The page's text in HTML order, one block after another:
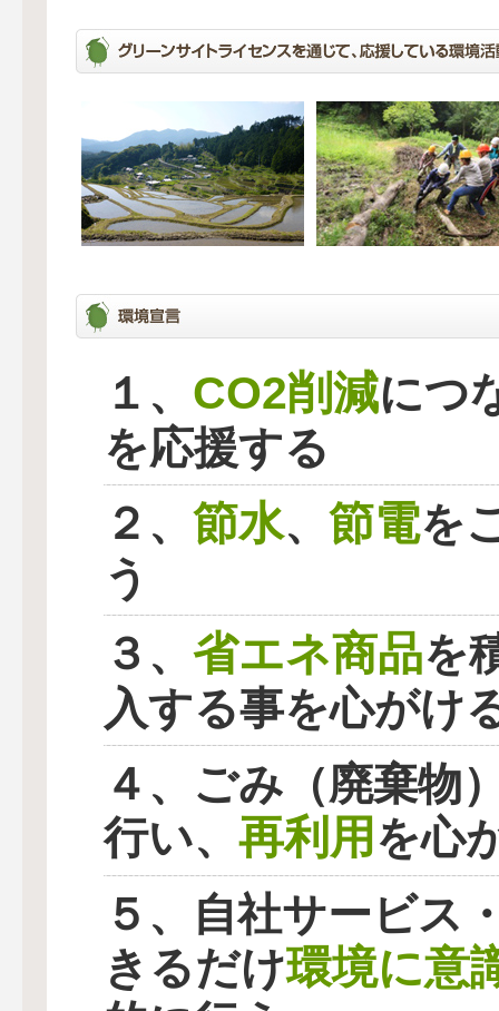
１、 CO2削減につ
を応援する
２、 節水、 節電を
う
３、 省エネ商品を
入する事を心がけ
４、ごみ（廃棄物
行い、 再利用を心
５、自社サービス
きるだけ環境に意